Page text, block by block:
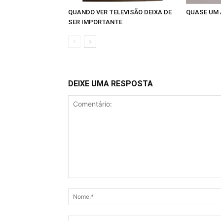
QUANDO VER TELEVISÃO DEIXA DE
SER IMPORTANTE
QUASE UM
DEIXE UMA RESPOSTA